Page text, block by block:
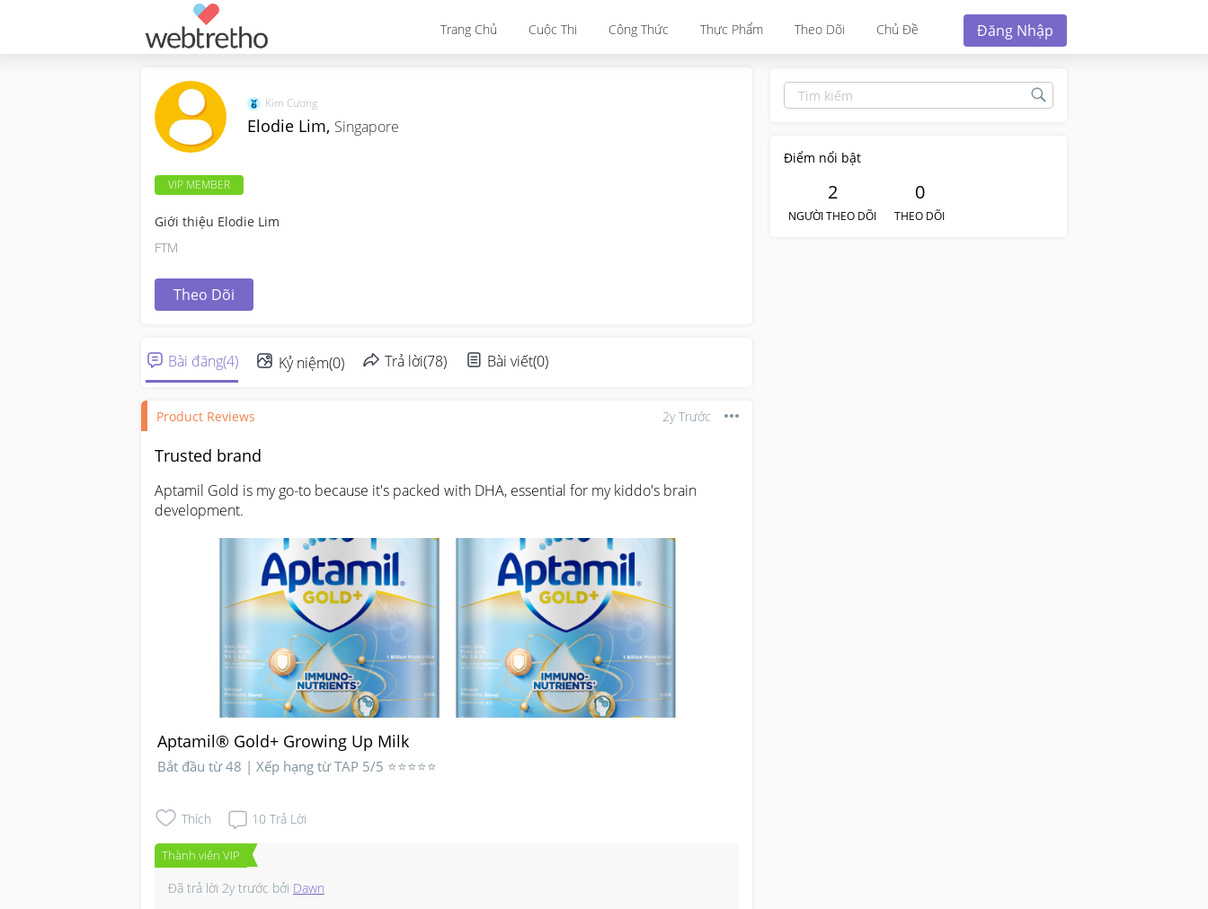
Trang Chủ Cuộc Thi Công Thức Thực Phẩm Theo Dõi Chủ Đề Đăng Nhập
Kim Cương
Elodie Lim, Singapore
VIP MEMBER
Giới thiệu Elodie Lim
FTM
Theo Dõi
Bài đăng(4) Kỷ niệm(0) Trả lời(78) Bài viết(0)
Product Reviews 2y Trước
Trusted brand
Aptamil Gold is my go-to because it's packed with DHA, essential for my kiddo's brain
development.
Aptamil® Gold+ Growing Up Milk
Bắt đầu từ 48 | Xếp hạng từ TAP 5/5 ⭐⭐⭐⭐⭐
Thích 10 Trả Lời
Thành viên VIP
Đã trả lời 2y trước bởi Dawn
Điểm nổi bật
2
NGƯỜI THEO DÕI
0
THEO DÕI